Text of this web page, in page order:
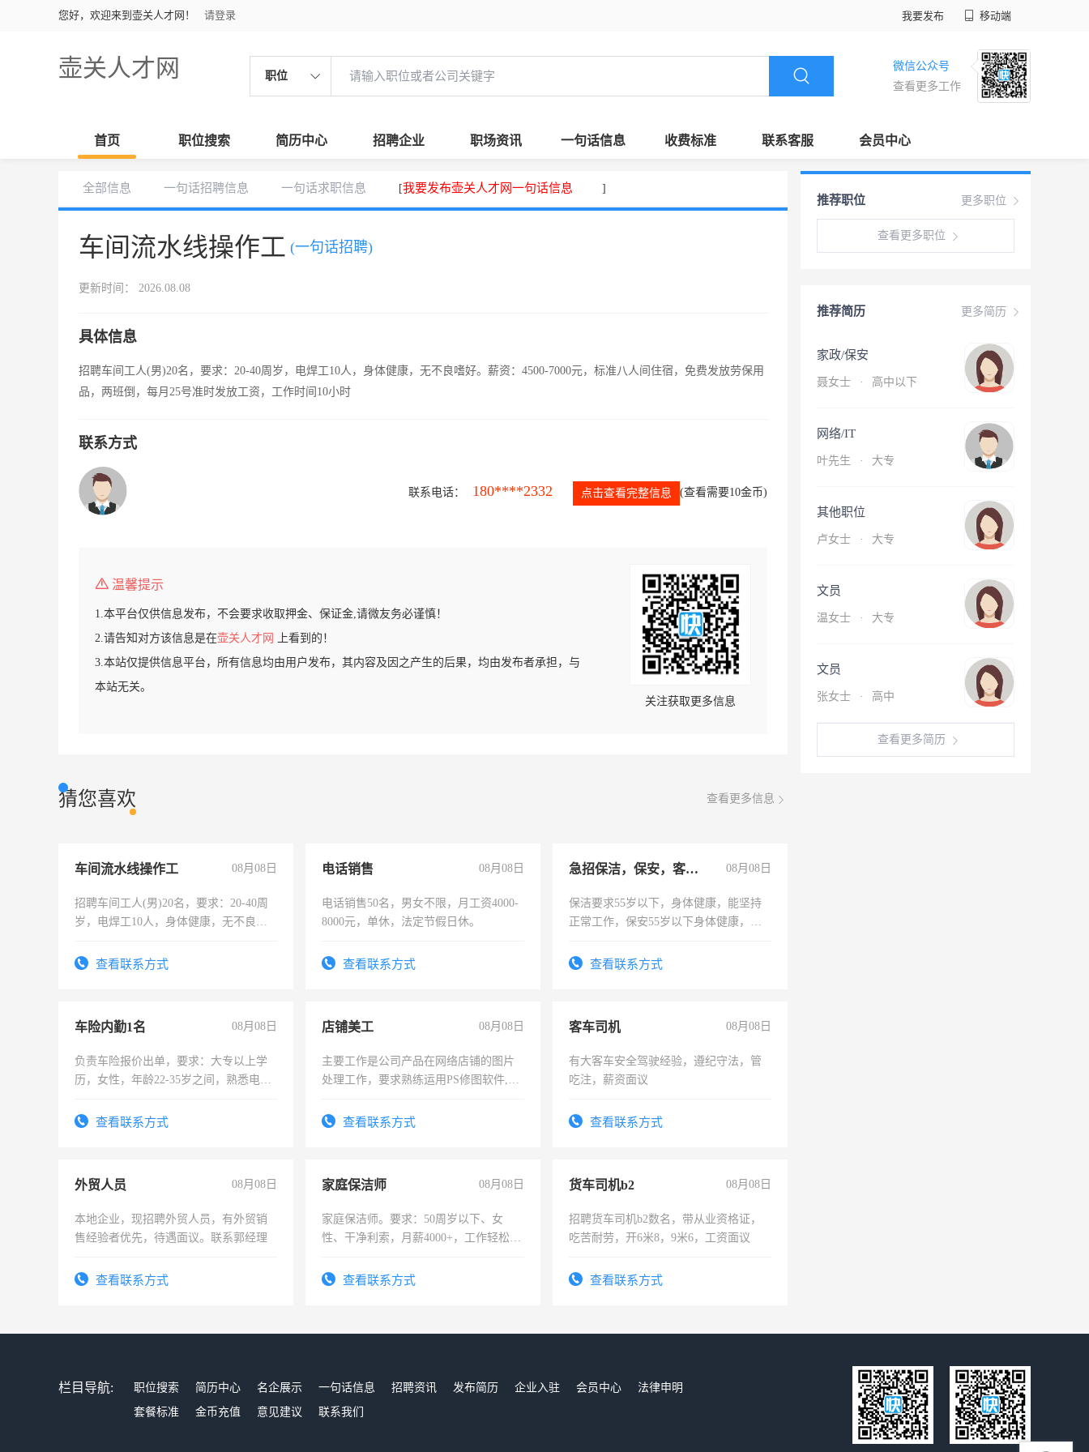
您好，欢迎来到壶关人才网！ 请登录 我要发布 移动端
壶关人才网 职位
微信公众号
查看更多工作
首页 职位搜索 简历中心 招聘企业 职场资讯 一句话信息 收费标准 联系客服 会员中心
全部信息 一句话招聘信息 一句话求职信息 [我要发布壶关人才网一句话信息 ]
车间流水线操作工 (一句话招聘)
更新时间： 2026.08.08
具体信息
招聘车间工人(男)20名，要求：20-40周岁，电焊工10人，身体健康，无不良嗜好。薪资：4500-7000元，标准八人间住宿，免费发放劳保用
品，两班倒，每月25号准时发放工资，工作时间10小时
联系方式
联系电话： 180****2332 点击查看完整信息 (查看需要10金币)
温馨提示
1.本平台仅供信息发布，不会要求收取押金、保证金,请微友务必谨慎！
2.请告知对方该信息是在壶关人才网
上看到的！
3.本站仅提供信息平台，所有信息均由用户发布，其内容及因之产生的后果，均由发布者承担，与
本站无关。
关注获取更多信息
猜您喜欢 查看更多信息
车间流水线操作工 08月08日
招聘车间工人(男)20名，要求：20-40周
岁，电焊工10人，身体健康，无不良嗜
宿，免费发放劳保用品，两班倒，每月
查看联系方式
电话销售 08月08日
电话销售50名，男女不限，月工资4000-
8000元，单休，法定节假日休。
查看联系方式
急招保洁，保安，客服，工程 08月08日
保洁要求55岁以下，身体健康，能坚持
正常工作，保安55岁以下身体健康，有
录，客服要求45岁以下高中以上文化，
查看联系方式
车险内勤1名 08月08日
负责车险报价出单，要求：大专以上学
历，女性，年龄22-35岁之间，熟悉电脑
试用期1-3个月，转正后交纳五险，
查看联系方式
店铺美工 08月08日
主要工作是公司产品在网络店铺的图片
处理工作，要求熟练运用PS修图软件,工
查看联系方式
客车司机 08月08日
有大客车安全驾驶经验，遵纪守法，管
吃注，薪资面议
查看联系方式
外贸人员 08月08日
本地企业，现招聘外贸人员，有外贸销
售经验者优先，待遇面议。联系郭经理
查看联系方式
家庭保洁师 08月08日
家庭保洁师。要求：50周岁以下、女
性、干净利索，月薪4000+，工作轻松，
太太等。查看联系方式
货车司机b2 08月08日
招聘货车司机b2数名，带从业资格证，
吃苦耐劳，开6米8，9米6，工资面议
查看联系方式
更多职位
推荐职位
查看更多职位
更多简历
推荐简历
家政/保安
聂女士 · 高中以下
网络/IT
叶先生 · 大专
其他职位
卢女士 · 大专
文员
温女士 · 大专
文员
张女士 · 高中
查看更多简历
栏目导航: 职位搜索 简历中心 名企展示 一句话信息 招聘资讯 发布简历 企业入驻 会员中心
法律申明
套餐标准
金币充值 意见建议 联系我们